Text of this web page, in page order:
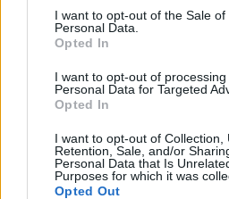
I want to opt-out of the Sale of
Personal Data.
Opted In
I want to opt-out of processing
Personal Data for Targeted
Opted In
I want to opt-out of Collection,
Retention, Sale, and/or
Personal Data that Is
Purposes for which it was
Opted Out
των καθαρών κερδών από
το 2020- Πάνω από 406
450 δις ευρώ το 2023
06/06/2024 - 13:32